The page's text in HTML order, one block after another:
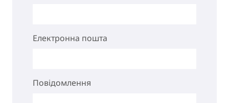
Електронна пошта
Повідомлення